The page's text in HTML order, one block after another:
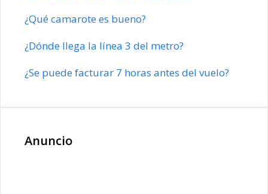
¿Qué camarote es bueno?
¿Dónde llega la línea 3 del metro?
¿Se puede facturar 7 horas antes del vuelo?
Anuncio